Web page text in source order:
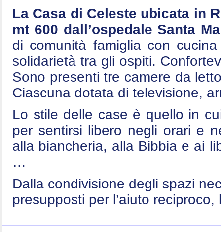
La Casa di Celeste ubicata in
mt 600 dall’ospedale Santa
di comunità famiglia con
solidarietà tra gli ospiti.
Sono presenti tre camere da
Ciascuna dotata di televisione,
Lo stile delle case è quello in
per sentirsi libero negli orari e
alla biancheria, alla Bibbia e ai
…
Dalla condivisione degli spazi
presupposti per l’aiuto